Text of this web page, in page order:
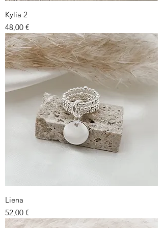
Kylia 2
Prix
48,00 €
Liena
Prix
52,00 €